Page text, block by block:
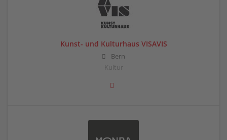
Kunst- und Kulturhaus VISAVIS
Bern
Kultur